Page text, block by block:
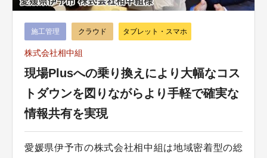
施工管理 クラウド タブレット・スマホ
株式会社相中組
現場Plusへの乗り換えにより大幅なコス
トダウンを図りながらより手軽で確実な
情報共有を実現
愛媛県伊予市の株式会社相中組は地域密着型の総